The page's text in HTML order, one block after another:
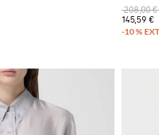
208,00 €
145,59 €